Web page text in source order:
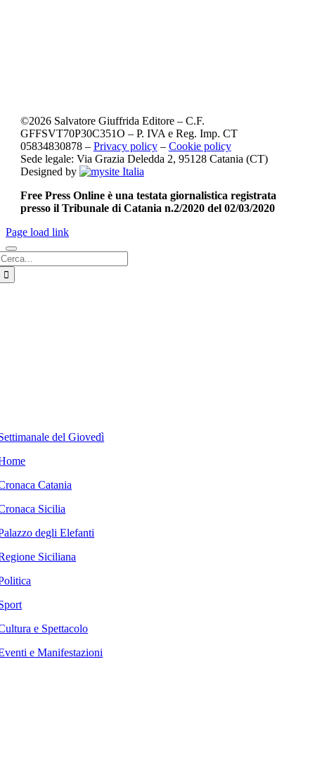
©2026Salvatore Giuffrida Editore – C.F.
GFFSVT70P30C351O – P. IVA e Reg. Imp. CT
05834830878 – Privacy policy– Cookie policy
Sede legale: Via Grazia Deledda 2, 95128 Catania (CT)
Designed by
Free Press Online è una testata giornalistica registrata
presso il Tribunale di Catania n.2/2020 del 02/03/2020
Page load link
del Giovedì
Catania
Sicilia
degli Elefanti
Siciliana
e Spettacolo
e Manifestazioni